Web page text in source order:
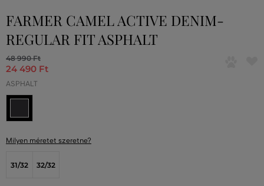
FARMER CAMEL ACTIVE DENIM-
REGULAR FIT ASPHALT
48 990 Ft
24 490 Ft
ASPHALT
Milyen méretet szeretne?
31/32 32/32